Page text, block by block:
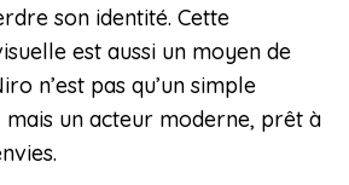
son identité. Cette
est aussi un moyen de
n’est pas qu’un simple
un acteur moderne, prêt à